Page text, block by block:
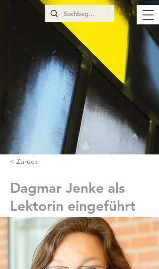
< Zurück
Dagmar Jenke als
Lektorin eingeführt